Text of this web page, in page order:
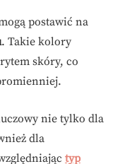
postawić na
. Takie kolory
skóry, co
nie tylko dla
dla
typ